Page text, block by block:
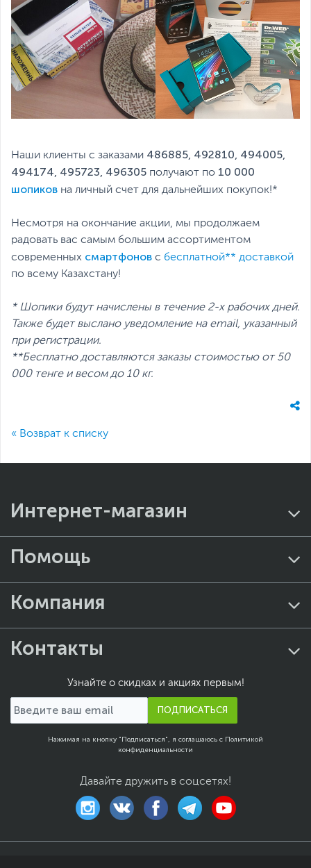
Наши клиенты с заказами 486885, 492810, 494005,
494174, 495723, 496305 получают по 10 000
шопиков на личный счет для дальнейших покупок!*
Несмотря на окончание акции, мы продолжаем
радовать вас самым большим ассортиментом
современных смартфонов с бесплатной** доставкой
по всему Казахстану!
* Шопики будут начислены в течение 2-х рабочих дней.
Также будет выслано уведомление на email, указанный
при регистрации.
**Бесплатно доставляются заказы стоимостью от 50
000 тенге и весом до 10 кг.
« Возврат к списку
Интернет-магазин
Помощь
Компания
Контакты
Узнайте о скидках и акциях первым!
ПОДПИСАТЬСЯ
Нажимая на кнопку "Подписаться", я соглашаюсь с Политикой
конфиденциальности
Давайте дружить в соцсетях!